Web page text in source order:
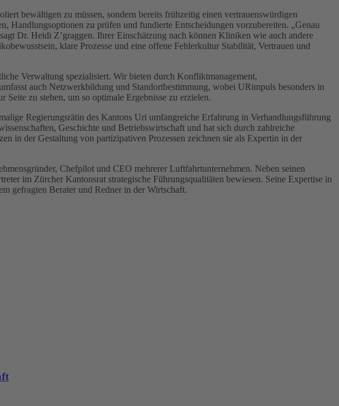
bewältigen zu müssen, sondern bereits frühzeitig einen vertrauenswürdigen
Handlungsoptionen zu prüfen und fundierte Entscheidungen vorzubereiten. „Genau
Dr. Heidi Z’graggen. Ihrer Einschätzung nach können Kliniken wie auch andere
klare Prozesse und eine offene Fehlerkultur Stabilität, Vertrauen und
Verwaltung spezialisiert. Wir bieten durch Konfliktmanagement,
auch Netzwerkbildung und Standortbestimmung, wobei URimpuls besonders in
zu stehen, um so optimale Ergebnisse zu erzielen.
Regierungsrätin des Kantons Uri umfangreiche Erfahrung in Verhandlungsführung
Geschichte und Betriebswirtschaft und hat sich durch zahlreiche
in der Gestaltung von partizipativen Prozessen zeichnen sie als Expertin in der
Chefpilot und CEO mehrerer Luftfahrtunternehmen. Neben seinen
im Zürcher Kantonsrat strategische Führungsqualitäten bewiesen. Seine Expertise in
gefragten Berater und Redner in der Wirtschaft.